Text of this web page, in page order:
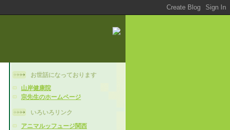
お世話になっております
山岸健康院
宗先生のホームページ
いろいろリンク
アニマルッフュージ関西